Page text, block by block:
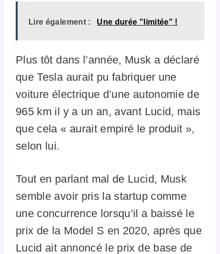
Lire également : Une durée "limitée" !
Plus tôt dans l’année, Musk a déclaré
que Tesla aurait pu fabriquer une
voiture électrique d’une autonomie de
965 km il y a un an, avant Lucid, mais
que cela « aurait empiré le produit »,
selon lui.
Tout en parlant mal de Lucid, Musk
semble avoir pris la startup comme
une concurrence lorsqu’il a baissé le
prix de la Model S en 2020, après que
Lucid ait annoncé le prix de base de